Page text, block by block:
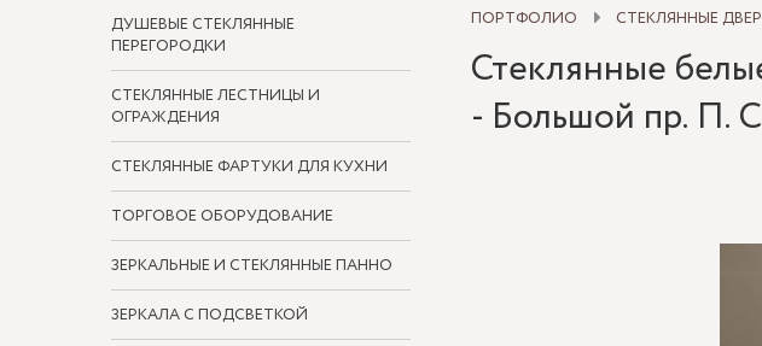
ДУШЕВЫЕ СТЕКЛЯННЫЕ
ПЕРЕГОРОДКИ
СТЕКЛЯННЫЕ ЛЕСТНИЦЫ И
ОГРАЖДЕНИЯ
СТЕКЛЯННЫЕ ФАРТУКИ ДЛЯ КУХНИ
ТОРГОВОЕ ОБОРУДОВАНИЕ
ЗЕРКАЛЬНЫЕ И СТЕКЛЯННЫЕ ПАННО
ЗЕРКАЛА С ПОДСВЕТКОЙ
ПОРТФОЛИО СТЕКЛЯННЫЕ
Стеклянные
- Большой пр. П.